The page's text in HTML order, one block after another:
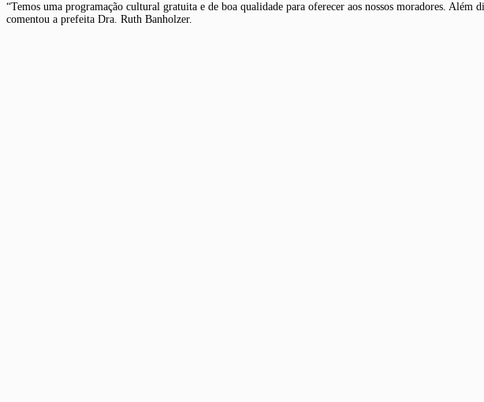
“Temos uma programação cultural gratuita e de boa qualidade para oferecer aos nossos moradores.
comentou a prefeita Dra. Ruth Banholzer.